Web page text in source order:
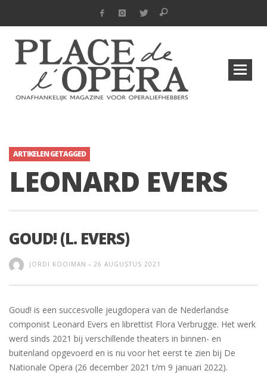
ARTIKELEN GETAGGED
LEONARD EVERS
GOUD! (L. EVERS)
JORDI KOOIMAN - 26 AUGUSTUS 2021
Goud! is een succesvolle jeugdopera van de Nederlandse
componist Leonard Evers en librettist Flora Verbrugge. Het werk
werd sinds 2021 bij verschillende theaters in binnen- en
buitenland opgevoerd en is nu voor het eerst te zien bij De
Nationale Opera (26 december 2021 t/m 9 januari 2022).